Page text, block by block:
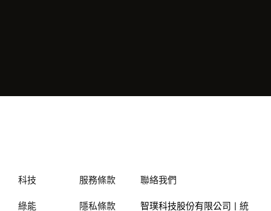
科技
綠能
服務條款
隱私條款
聯絡我們
智璞科技股份有限公司 | 統